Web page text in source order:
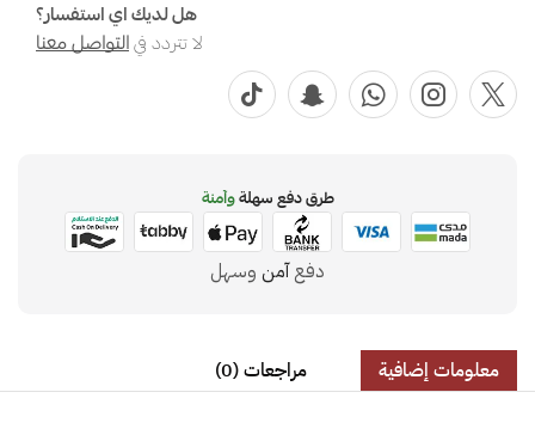
هل لديك اي استفسار؟
لا تتردد فيالتواصل معنا
طرق دفع سهلةوآمنة
دفعآمن وسهل
معلومات إضافية مراجعات (0)